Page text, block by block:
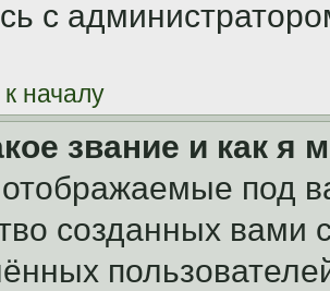
с
началу
звание и как я
под
созданных